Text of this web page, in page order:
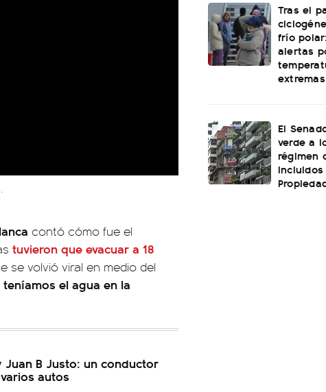
contó cómo fue el
tuvieron que evacuar a 18
se volvió viral en medio del
el agua en la
B Justo: un conductor
autos
Tras el
frío
alertas
El
verde a
régimen